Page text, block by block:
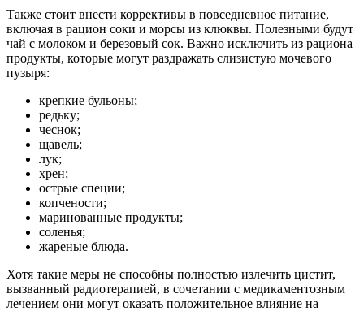
Также стоит внести коррективы в повседневное питание,
включая в рацион соки и морсы из клюквы. Полезными будут
чай с молоком и березовый сок. Важно исключить из рациона
продукты, которые могут раздражать слизистую мочевого
пузыря:
крепкие бульоны;
редьку;
чеснок;
щавель;
лук;
хрен;
острые специи;
копчености;
маринованные продукты;
соленья;
жареные блюда.
Хотя такие меры не способны полностью излечить цистит,
вызванный радиотерапией, в сочетании с медикаментозным
лечением они могут оказать положительное влияние на